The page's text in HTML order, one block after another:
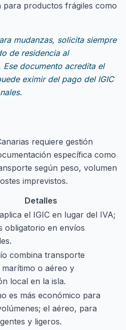
productos frágiles como
mudanzas, solicita siempre
de residencia al
documento acredita el
eximir del pago del IGIC
requiere gestión
específica como
según peso, volumen
imprevistos.
Detalles
el IGIC en lugar del IVA;
obligatorio en envíos
combina transporte
o aéreo y
local en la isla.
es más económico para
el aéreo, para
y ligeros.